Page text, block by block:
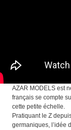
AZAR MODELS est
français se compte
cette petite échelle.
Pratiquant le Z
germaniques, l’idée